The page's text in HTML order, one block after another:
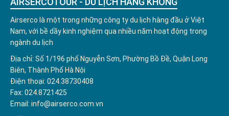
Airserco là một trong những công ty du lịch hàng đầu ở Việt
Nam, với bề dầy kinh nghiệm qua nhiều năm hoạt động trong
ngành du lịch
Địa chỉ: Số 1/196 phố Nguyễn Sơn, Phường Bồ Đề, Quận Long
Biên, Thành Phố Hà Nội
Điện thoại: 024.38730408
Fax: 024.8721425
Email: info@airserco.com.vn